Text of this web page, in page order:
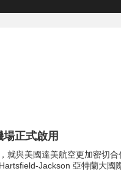
正式啟用
與美國達美航空更加密切
Jackson 亞特蘭大國